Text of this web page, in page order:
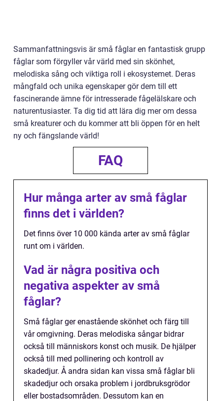
Sammanfattningsvis är små fåglar en fantastisk grupp
fåglar som förgyller vår värld med sin skönhet,
melodiska sång och viktiga roll i ekosystemet. Deras
mångfald och unika egenskaper gör dem till ett
fascinerande ämne för intresserade fågelälskare och
naturentusiaster. Ta dig tid att lära dig mer om dessa
små kreaturer och du kommer att bli öppen för en helt
ny och fängslande värld!
FAQ
Hur många arter av små fåglar
finns det i världen?
Det finns över 10 000 kända arter av små fåglar
runt om i världen.
Vad är några positiva och
negativa aspekter av små
fåglar?
Små fåglar ger enastående skönhet och färg till
vår omgivning. Deras melodiska sångar bidrar
också till människors konst och musik. De hjälper
också till med pollinering och kontroll av
skadedjur. Å andra sidan kan vissa små fåglar bli
skadedjur och orsaka problem i jordbruksgrödor
eller bostadsområden. Dessutom kan en